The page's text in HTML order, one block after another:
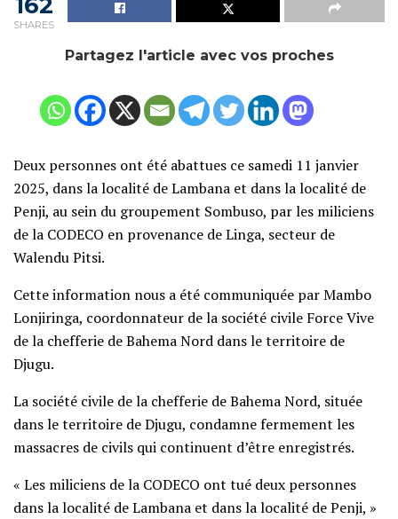
SHARES
Partagez l'article avec vos proches
Deux personnes ont été abattues ce samedi 11 janvier
2025, dans la localité de Lambana et dans la localité de
Penji, au sein du groupement Sombuso, par les miliciens
de la CODECO en provenance de Linga, secteur de
Walendu Pitsi.
Cette information nous a été communiquée par Mambo
Lonjiringa, coordonnateur de la société civile Force Vive
de la chefferie de Bahema Nord dans le territoire de
Djugu.
La société civile de la chefferie de Bahema Nord, située
dans le territoire de Djugu, condamne fermement les
massacres de civils qui continuent d’être enregistrés.
« Les miliciens de la CODECO ont tué deux personnes
dans la localité de Lambana et dans la localité de Penji, »